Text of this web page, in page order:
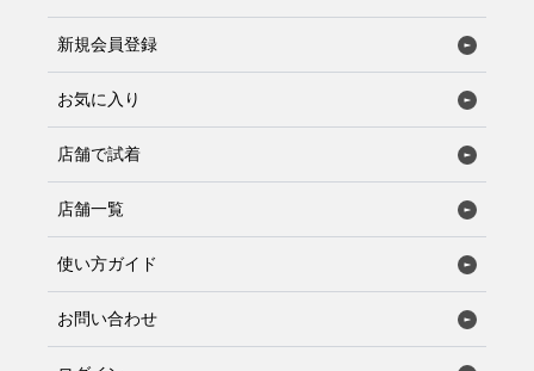
新規会員登録
お気に入り
店舗で試着
店舗一覧
使い方ガイド
お問い合わせ